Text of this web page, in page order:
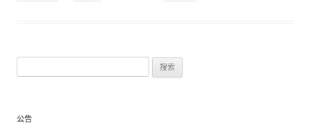
公告